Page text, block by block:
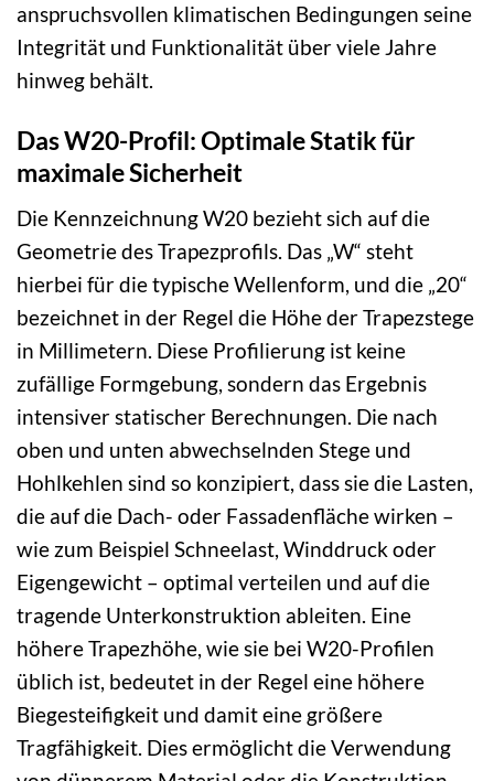
anspruchsvollen klimatischen Bedingungen seine
Integrität und Funktionalität über viele Jahre
hinweg behält.
Das W20-Profil: Optimale Statik für
maximale Sicherheit
Die Kennzeichnung W20 bezieht sich auf die
Geometrie des Trapezprofils. Das „W“ steht
hierbei für die typische Wellenform, und die „20“
bezeichnet in der Regel die Höhe der Trapezstege
in Millimetern. Diese Profilierung ist keine
zufällige Formgebung, sondern das Ergebnis
intensiver statischer Berechnungen. Die nach
oben und unten abwechselnden Stege und
Hohlkehlen sind so konzipiert, dass sie die Lasten,
die auf die Dach- oder Fassadenfläche wirken –
wie zum Beispiel Schneelast, Winddruck oder
Eigengewicht – optimal verteilen und auf die
tragende Unterkonstruktion ableiten. Eine
höhere Trapezhöhe, wie sie bei W20-Profilen
üblich ist, bedeutet in der Regel eine höhere
Biegesteifigkeit und damit eine größere
Tragfähigkeit. Dies ermöglicht die Verwendung